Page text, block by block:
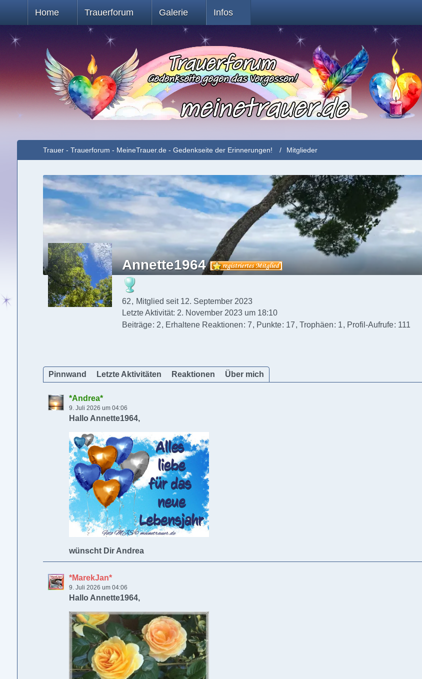
Home Trauerforum Galerie Infos
Trauer - Trauerforum - MeineTrauer.de - Gedenkseite der Erinnerungen! Mitglieder
Annette1964
62
Mitglied seit 12. September 2023
Letzte Aktivität: 2. November 2023 um 18:10
Beiträge 2 Erhaltene Reaktionen 7 Punkte 17 Trophäen 1 Profil-Aufrufe 111
Pinnwand Letzte Aktivitäten Reaktionen Über mich
*Andrea*
9. Juli 2026 um 04:06
Hallo Annette1964,
wünscht Dir Andrea
*MarekJan*
9. Juli 2026 um 04:06
Hallo Annette1964,